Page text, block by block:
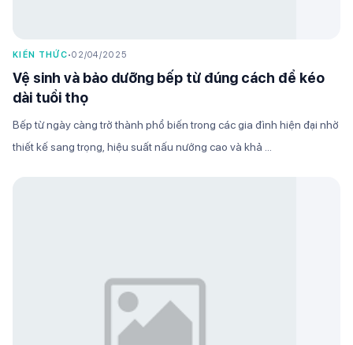
KIẾN THỨC•02/04/2025
Vệ sinh và bảo dưỡng bếp từ đúng cách để kéo
dài tuổi thọ
Bếp từ ngày càng trở thành phổ biến trong các gia đình hiện đại nhờ
thiết kế sang trọng, hiệu suất nấu nướng cao và khả ...